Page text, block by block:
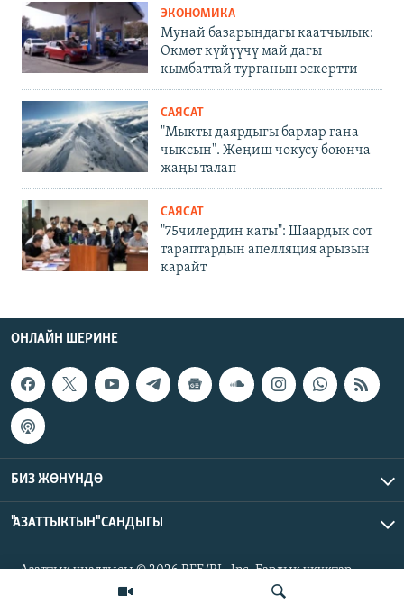
ЭКОНОМИКА
Мунай базарындагы каатчылык:
Өкмөт күйүүчү май дагы
кымбаттай турганын эскертти
САЯСАТ
"Мыкты даярдыгы барлар гана
чыксын". Жеңиш чокусу боюнча
жаңы талап
САЯСАТ
"75чилердин каты": Шаардык сот
тараптардын апелляция арызын
карайт
ОНЛАЙН ШЕРИНЕ
БИЗ ЖӨНҮНДӨ
"АЗАТТЫКТЫН" САНДЫГЫ
Азаттык үналгысы © 2026 RFE/RL, Inc. Бардык укуктар